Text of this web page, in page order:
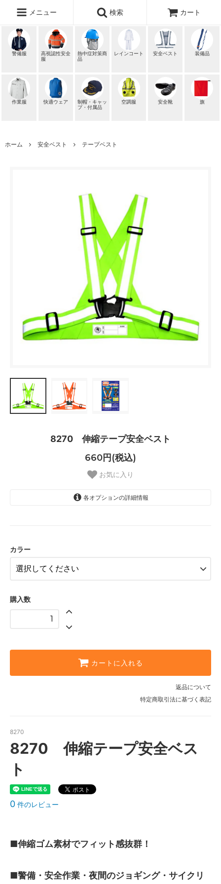
メニュー 検索 カート
警備服
高視認性安全
服
熱中症対策商
品
レインコート 安全ベスト 装備品
作業服 快適ウェア
制帽・キャッ
プ・付属品
空調服 安全靴 旗
ホーム 安全ベスト テープベスト
8270 伸縮テープ安全ベスト
660円(税込)
お気に入り
各オプションの詳細情報
カラー
購入数
カートに入れる
返品について
特定商取引法に基づく表記
8270
8270 伸縮テープ安全ベス
ト
0 件のレビュー
■伸縮ゴム素材でフィット感抜群！
■警備・安全作業・夜間のジョギング・サイクリ